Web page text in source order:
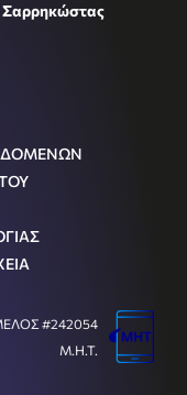
#242054
Μ.Η.Τ.